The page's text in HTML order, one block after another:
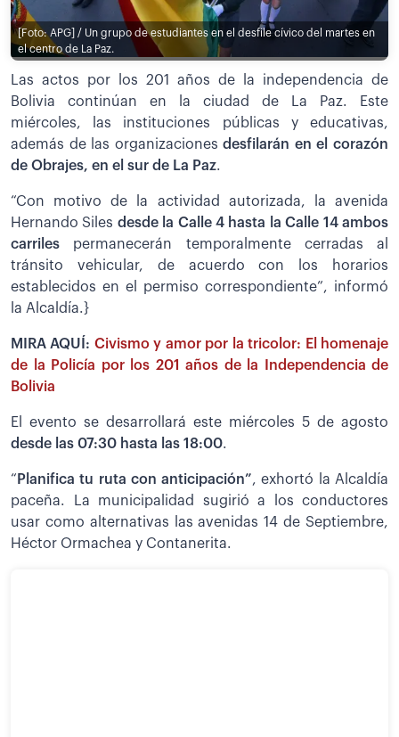
[Foto: APG] / Un grupo de estudiantes en el desfile cívico del martes en
el centro de La Paz.
Las actos por los 201 años de la independencia de
Bolivia continúan en la ciudad de La Paz. Este
miércoles, las instituciones públicas y educativas,
además de las organizacionesdesfilarán en el corazón
de Obrajes, en el sur de La Paz.
“Con motivo de la actividad autorizada, la avenida
Hernando Siles desde la Calle 4 hasta la Calle 14 ambos
carriles permanecerán temporalmente cerradas al
tránsito vehicular, de acuerdo con los horarios
establecidos en el permiso correspondiente”, informó
la Alcaldía.}
MIRA AQUÍ: Civismo y amor por la tricolor: El homenaje
de la Policía por los 201 años de la Independencia de
Bolivia
El evento se desarrollará este miércoles 5 de agosto
desde las 07:30 hasta las 18:00.
“ Planifica tu ruta con anticipación”, exhortó la Alcaldía
paceña. La municipalidad sugirió a los conductores
usar como alternativas las avenidas 14 de Septiembre,
Héctor Ormachea y Contanerita.